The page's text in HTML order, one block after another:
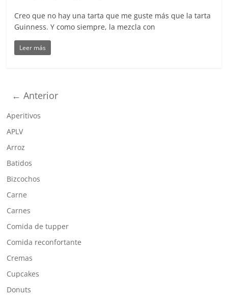
Creo que no hay una tarta que me guste más que la tarta
Guinness. Y como siempre, la mezcla con
Leer más
← Anterior
Aperitivos
APLV
Arroz
Batidos
Bizcochos
Carne
Carnes
Comida de tupper
Comida reconfortante
Cremas
Cupcakes
Donuts